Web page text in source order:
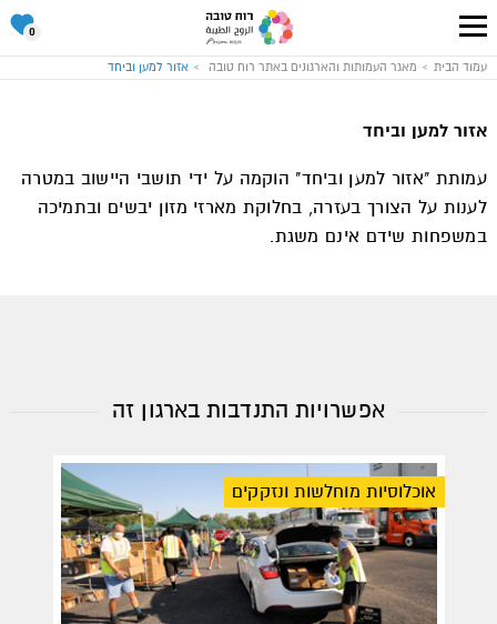
עבור
לעמוד
0
סל
שלי
עמוד הבית מאגר העמותות והארגונים באתר רוח טובה אזור למען וביחד
אזור למען וביחד
עמותת "אזור למען וביחד" הוקמה על ידי תושבי היישוב במטרה
לענות על הצורך בעזרה, בחלוקת מארזי מזון יבשים ובתמיכה
במשפחות שידם אינם משגת.
אפשרויות התנדבות בארגון זה
אוכלוסיות מוחלשות ונזקקים